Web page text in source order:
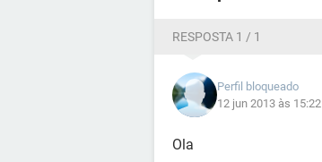
RESPOSTA 1 / 1
Perfil bloqueado
12 jun 2013 às 15:22
Ola